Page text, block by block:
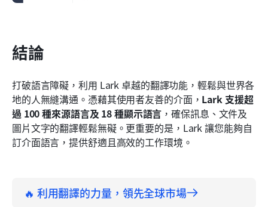
結論
打破語言障礙，利用 Lark 卓越的翻譯功能，輕鬆與世界各
地的人無縫溝通。憑藉其使用者友善的介面， Lark 支援超
過 100 種來源語言及 18 種顯示語言 ，確保訊息、文件及
圖片文字的翻譯輕鬆無礙。更重要的是，Lark 讓您能夠自
訂介面語言，提供舒適且高效的工作環境。
🔥 利用翻譯的力量，領先全球市場